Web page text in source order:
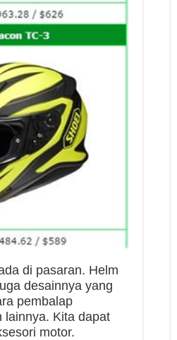
di pasaran. Helm
desainnya yang
pembalap
lainnya. Kita dapat
motor.